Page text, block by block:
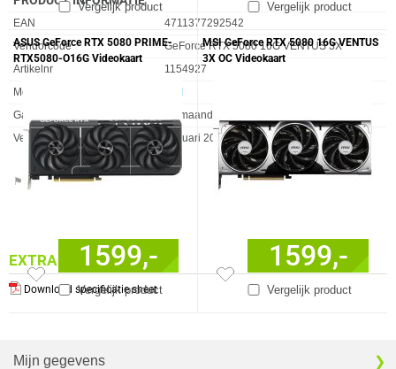
EAN
4711377292542
Vendorcode
GeForce RTX 5080 16G VENTUS 3X
Artikelnr
1154927
Merk
MSI
Garantie
36 maanden
Verkrijgbaar sinds
Januari 2025
⚑ Fout melden
EXTRA INFORMATIE
Download specificatie sheet
Vergelijk product Vergelijk product
ASUS GeForce RTX 5080 PRIME-
RTX5080-O16G Videokaart
Vergelijk product
1599,-
MSI GeForce RTX 5080 16G VENTUS
3X OC Videokaart
Vergelijk product
1599,-
Mijn gegevens